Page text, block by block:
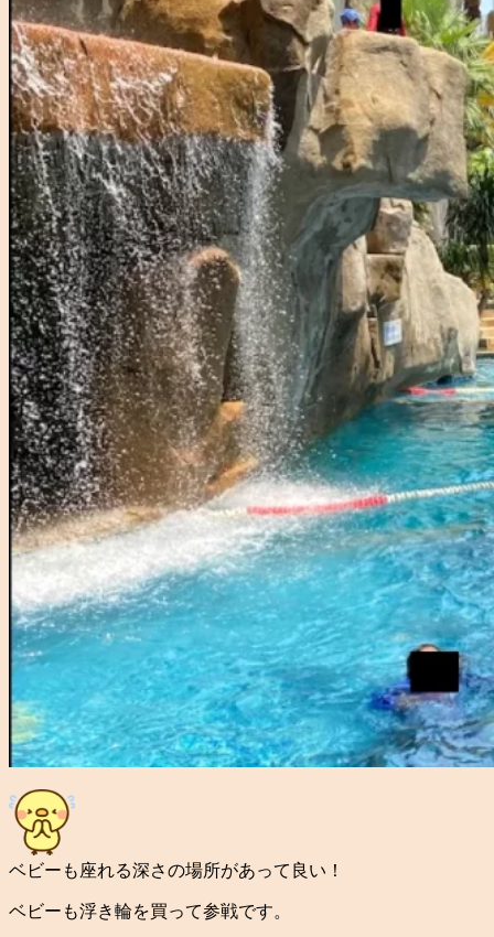
ベビーも座れる深さの場所があって良い！
ベビーも浮き輪を買って参戦です。